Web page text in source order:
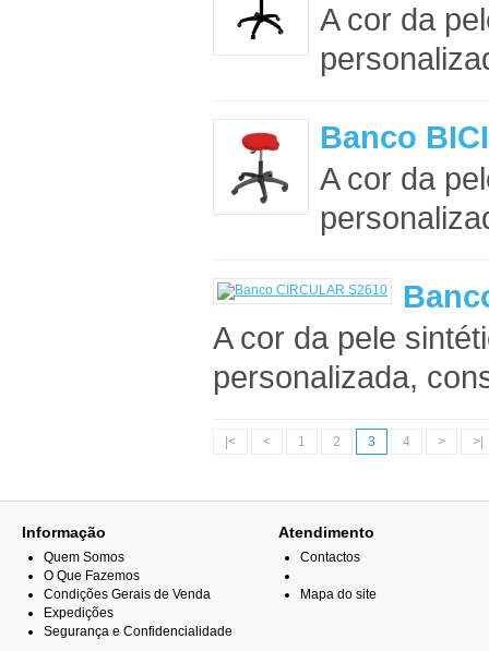
A cor da
Banco
A cor da
A cor da pele
personalizada,
|< < 1 2 3 4 > >|
Informação
Quem Somos
O Que Fazemos
Condições Gerais de Venda
Expedições
Segurança e Confidencialidade
Atendimento
Contactos
Mapa do site